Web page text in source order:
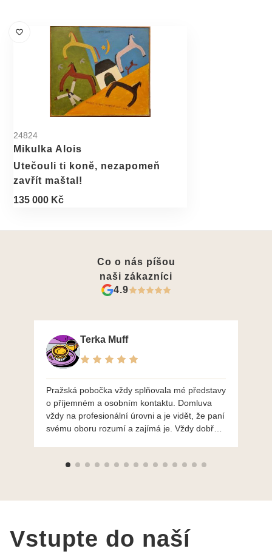
24824
Mikulka Alois
Utečouli ti koně, nezapomeň
zavřít maštal!
135 000 Kč
Co o nás píšou
naši zákazníci
4.9
Terka Muff
Pražská pobočka vždy splňovala mé představy
o příjemném a osobním kontaktu. Domluva
vždy na profesionální úrovni a je vidět, že paní
svému oboru rozumí a zajímá je. Vždy dobře a
výběru, jak už bylo napsáno - na požádání
Vstupte do naší